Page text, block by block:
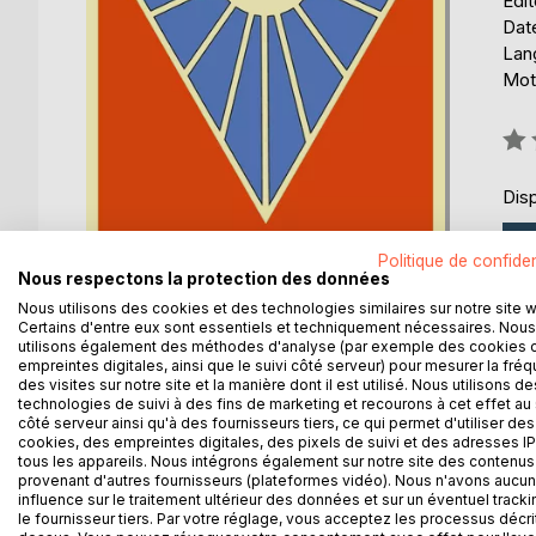
DESCRIPTION
Soleil blanc
Recueil de textes de l'an 2020
AUTEUR(S)
Benoît R. Sorel
Il n'y a pour le moment pas de critique presse.
Merci de vous connectericià votre compte
Politique de
Nous respectons la protection des données
Nous utilisons des cookies et des technologies similaires sur notre site
Certains d'entre eux sont essentiels et techniquement nécessaires. Nous
utilisons également des méthodes d'analyse (par exemple des cookies
empreintes digitales, ainsi que le suivi côté serveur) pour mesurer la
des visites sur notre site et la manière dont il est utilisé. Nous utilisons
technologies de suivi à des fins de marketing et recourons à cet effet au
côté serveur ainsi qu'à des fournisseurs tiers, ce qui permet d'utiliser des
cookies, des empreintes digitales, des pixels de suivi et des adresses
tous les appareils. Nous intégrons également sur notre site des
provenant d'autres fournisseurs (plateformes vidéo). Nous n'avons
influence sur le traitement ultérieur des données et sur un éventuel
le fournisseur tiers. Par votre réglage, vous acceptez les processus